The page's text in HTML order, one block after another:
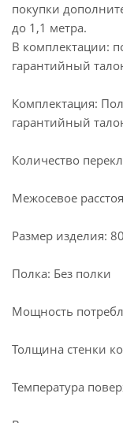
покупки
до 1,1 метра.
В комплектации:
гарантийный
Комплектация:
гарантийный
Количество
Межосевое
Размер изделия:
Полка: Без полки
Мощность
Толщина стенки
Температура